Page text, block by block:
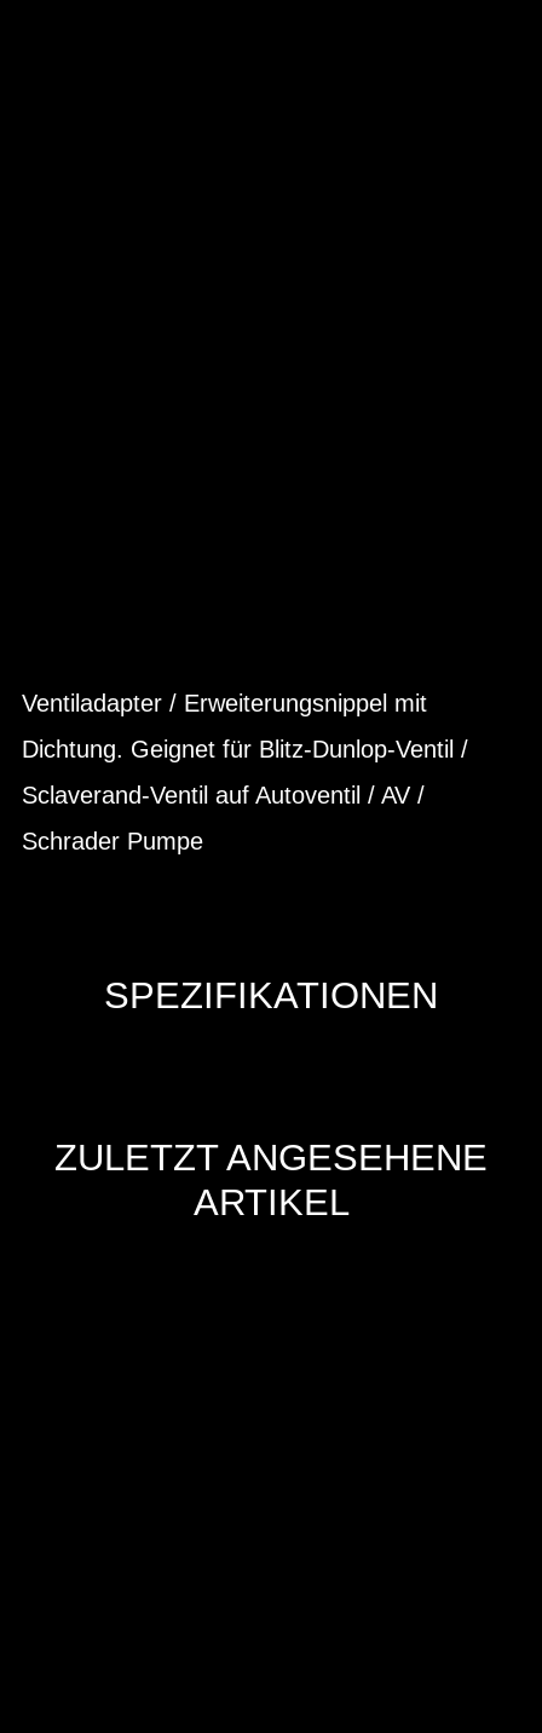
Ventiladapter / Erweiterungsnippel mit
Dichtung. Geignet für Blitz-Dunlop-Ventil /
Sclaverand-Ventil auf Autoventil / AV /
Schrader Pumpe
SPEZIFIKATIONEN
ZULETZT ANGESEHENE
ARTIKEL